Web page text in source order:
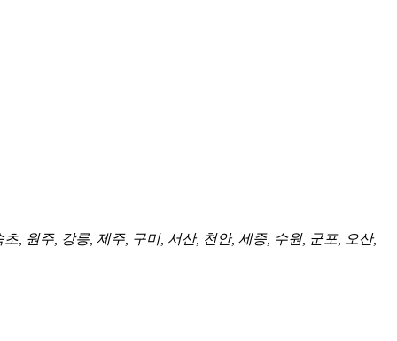
, 원주, 강릉, 제주, 구미, 서산, 천안, 세종, 수원, 군포, 오산,